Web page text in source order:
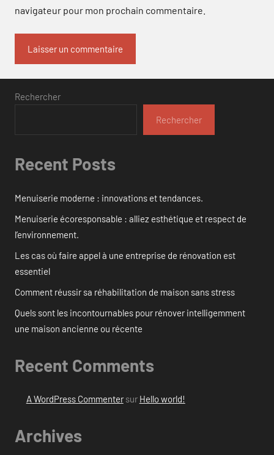
navigateur pour mon prochain commentaire.
Rechercher
Rechercher
Recent Posts
Menuiserie moderne : innovations et tendances.
Menuiserie écoresponsable : alliez esthétique et respect de
l’environnement.
Les cas où faire appel à une entreprise de rénovation est
essentiel
Comment réussir sa réhabilitation de maison sans stress
Quels sont les incontournables pour rénover intelligemment
une maison ancienne ou récente
Recent Comments
A WordPress Commentersur Hello world!
Archives